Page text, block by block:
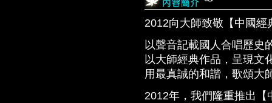
2012向大師致敬【中國
以聲音記載國人合唱歷史
以大師經典作品，呈現文
用最真誠的和諧，歌頌大
2012年，我們隆重推出